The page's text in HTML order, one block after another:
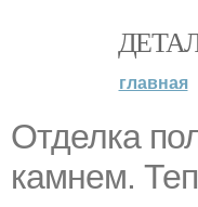
главная
Отделка
камнем.